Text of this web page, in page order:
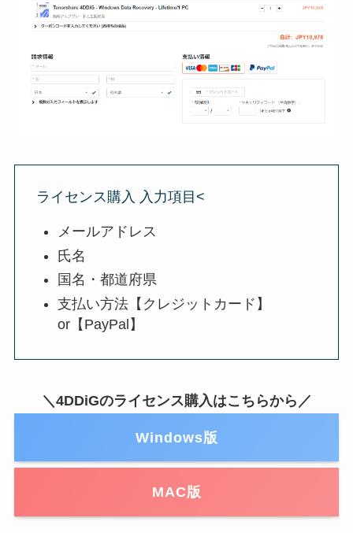
ライセンス購入 入力項目<
メールアドレス
氏名
国名・都道府県
支払い方法【クレジットカード】
or【PayPal】
＼4DDiGのライセンス購入はこちらから／
Windows版
MAC版